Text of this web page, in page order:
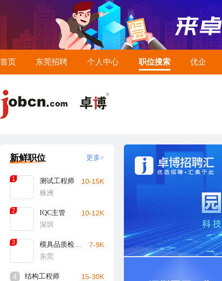
首页 东莞招聘 个人中心 职位搜索 优企
新鲜职位 更多>
1
测试工程师
株洲
10-15K
2
IQC主管
深圳
10-12K
3
模具品质检验员
东莞
7-9K
4 结构工程师 15-30K